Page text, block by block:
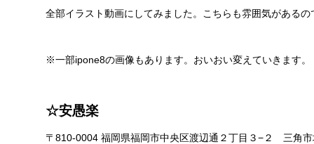
全部イラスト動画にしてみました。こちらも雰囲気がある
※一部ipone8の画像もあります。おいおい変えていきます。
☆安愚楽
〒810-0004 福岡県福岡市中央区渡辺通２丁目３−２ 三角